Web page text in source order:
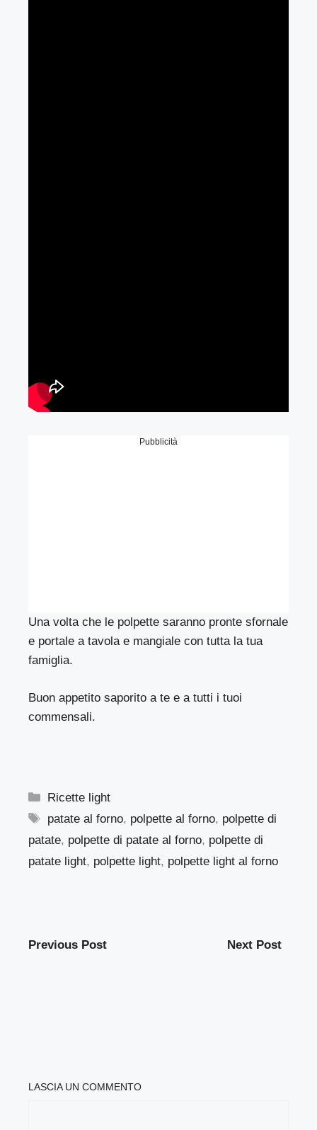
Pubblicità
Una volta che le polpette saranno pronte sfornale
e portale a tavola e mangiale con tutta la tua
famiglia.
Buon appetito saporito a te e a tutti i tuoi
commensali.
Categorie
Ricette light
Tag
patate al forno, polpette al forno, polpette di
patate, polpette di patate al forno, polpette di
patate light, polpette light, polpette light al forno
Previous Post Next Post
LASCIA UN COMMENTO